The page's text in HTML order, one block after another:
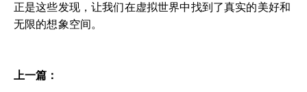
正是这些发现，让我们在虚拟世界中找到了真实的美好和
无限的想象空间。
上一篇：